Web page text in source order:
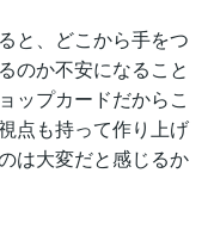
と、どこから手をつ
のか不安になること
ップカードだからこ
点も持って作り上げ
は大変だと感じるか